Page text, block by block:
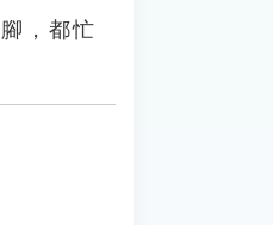
，都忙